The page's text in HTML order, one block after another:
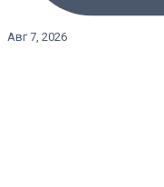
Авг 7, 2026